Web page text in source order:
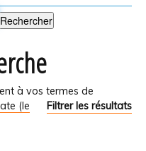
à vos termes de
Filtrer les résultats
(le